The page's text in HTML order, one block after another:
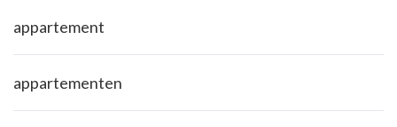
appartement
appartementen